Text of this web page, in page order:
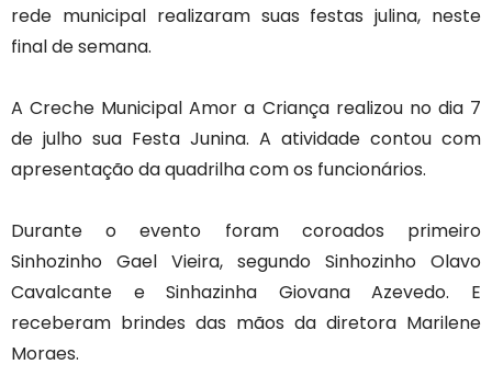
rede municipal realizaram suas festas julina, neste
final de semana.
A Creche Municipal Amor a Criança realizou no dia 7
de julho sua Festa Junina. A atividade contou com
apresentação da quadrilha com os funcionários.
Durante o evento foram coroados primeiro
Sinhozinho Gael Vieira, segundo Sinhozinho Olavo
Cavalcante e Sinhazinha Giovana Azevedo. E
receberam brindes das mãos da diretora Marilene
Moraes.